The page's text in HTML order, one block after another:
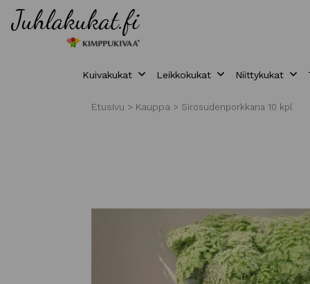
Kuivakukat Leikkokukat Niittykukat
Etusivu > Kauppa > Sirosudenporkkana 10 kpl